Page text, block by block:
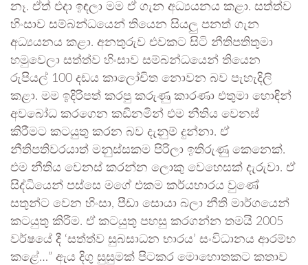
නෑ. ඒත් එදා ඉඳලා මම ඒ ගැන අධ්‍යයනය කළා. සත්ත්ව
හිංසාව සම්බන්ධයෙන් තියෙන සියලු පනත් ගැන
අධ්‍යයනය කළා. අනතුරුව එවකට සිටි නීතිපතිතුමා
හමුවෙලා සත්ත්ව හිංසාව සම්බන්ධයෙන් තියෙන
රුපියල් 100 දඩය කාලෝචිත නොවන බව පැහැදිලි
කළා. මම ඉදිරිපත් කරපු කරුණු කාරණා එතුමා හොඳින්
අවබෝධ කරගෙන කඩිනමින් එම නීතිය වෙනස්
කිරීමට කටයුතු කරන බව දැනුම් දුන්නා. ඒ
නීතිපතිවරයාත් මනුස්සකම පිරිලා ඉතිරුණු කෙනෙක්.
එම නීතිය වෙනස් කරන්න ලොකු වෙහෙසක් දැරුවා. ඒ
සිද්ධියෙන් පස්සෙ මගේ එකම කර්යභාරය වුණේ
සතුන්ට වෙන හිංසා, පීඩා සොයා බලා නීති මාර්ගයෙන්
කටයුතු කිරීම. ඒ කටයුතු පහසු කරගන්න තමයි 2005
වර්ෂයේ දී ‘සත්ත්ව සුබසාධන භාරය’ සංවිධානය ආරම්භ
කළේ…” ඇය දිගු සුසුමක් පිටකර මොහොතකට කතාව